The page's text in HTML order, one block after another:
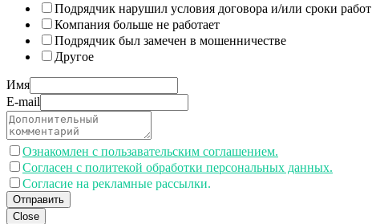
Подрядчик нарушил условия договора и/или сроки работ
Компания больше не работает
Подрядчик был замечен в мошенничестве
Другое
Имя
E-mail
Ознакомлен с пользавательским соглашением.
Согласен с политекой обработки персональных данных.
Согласие на рекламные рассылки.
Отправить
Close